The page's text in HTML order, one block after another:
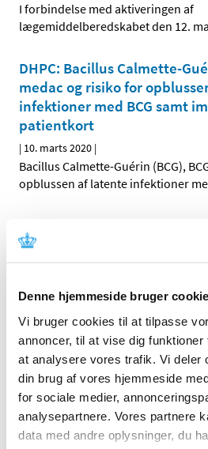
Denne hjemmeside bruger
Vi bruger cookies til at tilpasse
annoncer, til at vise dig
at analysere vores trafik. Vi deler
din brug af vores hjemmeside
for sociale medier,
analysepartnere. Vores partnere
data med andre oplysninger, du
I forbindelse med aktiveringen af
lægemiddelberedskabet den 12.
DHPC: Bacillus Calmette-
medac og risiko for
infektioner med BCG samt
patientkort
| 10. marts 2020 |
Bacillus Calmette-Guérin (BCG),
opblussen af latente infektioner
Alle sejl sat til for at
forsyningen af medicin og
|9. marts 2020|
samarbejder intensivt på at
DHPC:
Kaliumklorid ”PS” oral
|9. marts 2020 |
Vi beklager at måtte meddele jer, at
leveringsproblemer med